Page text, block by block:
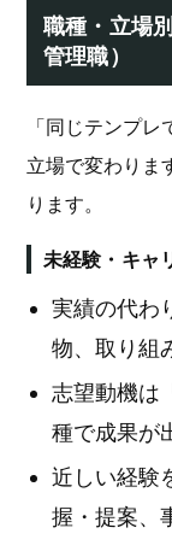
職種・立場
管理職）
「同じテンプ
立場で変わりま
ります。
未経験・キャ
実績の代わ
物、取り組
志望動機は
種で成果が
近しい経験
握・提案、